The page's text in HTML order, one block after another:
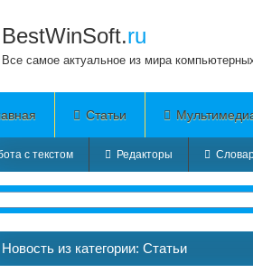
BestWinSoft.ru
Все самое актуальное из мира
Статьи
с текстом Редакторы
Новость из категории: Статьи